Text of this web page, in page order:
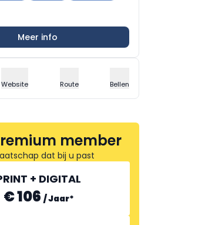
Meer info
Website Route Bellen
member
dat bij u past
+ DIGITAL
€ 106 /Jaar*